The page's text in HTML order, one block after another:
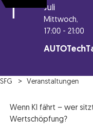
1 Juli
Mittwoch,
17:00 - 21:00
SFG Veranstaltungen
Wenn KI fährt – wer
Wertschöpfung?